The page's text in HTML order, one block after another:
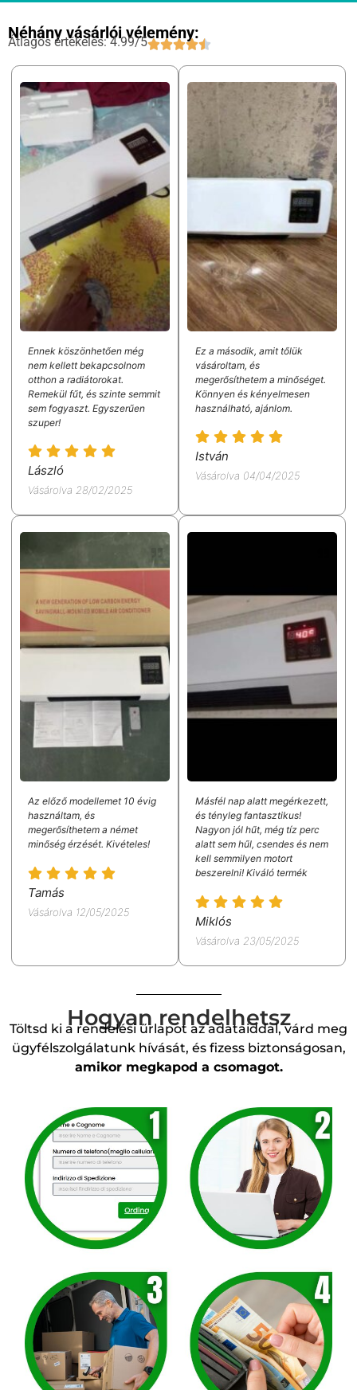
Néhány vásárlói vélemény:
Átlagos értékelés: 4.99/5
Ennek köszönhetően még
nem kellett bekapcsolnom
otthon a radiátorokat.
Remekül fűt, és szinte semmit
sem fogyaszt. Egyszerűen
szuper!
László
Vásárolva 28/02/2025
Ez a második, amit tőlük
vásároltam, és
megerősíthetem a minőséget.
Könnyen és kényelmesen
használható, ajánlom.
István
Vásárolva 04/04/2025
Az előző modellemet 10 évig
használtam, és
megerősíthetem a német
minőség érzését. Kivételes!
Tamás
Vásárolva 12/05/2025
Másfél nap alatt megérkezett,
és tényleg fantasztikus!
Nagyon jól hűt, még tíz perc
alatt sem hűl, csendes és nem
kell semmilyen motort
beszerelni! Kiváló termék
Miklós
Vásárolva 23/05/2025
Hogyan rendelhetsz
Töltsd ki a rendelési űrlapot az adataiddal, várd meg
ügyfélszolgálatunk hívását, és fizess biztonságosan,
amikor megkapod a csomagot.